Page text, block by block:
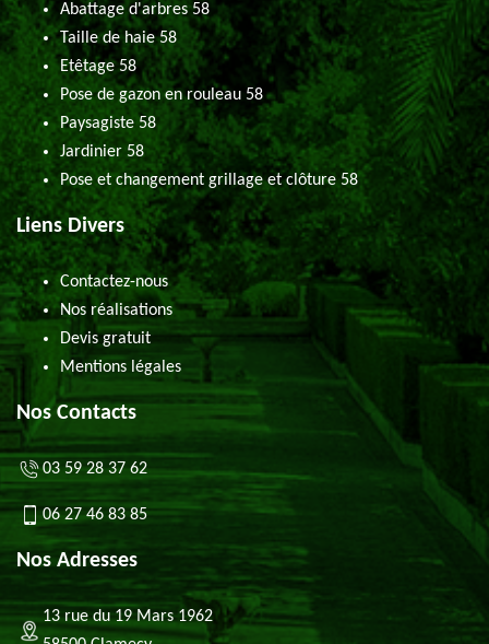
Abattage d'arbres 58
Taille de haie 58
Etêtage 58
Pose de gazon en rouleau 58
Paysagiste 58
Jardinier 58
Pose et changement grillage et clôture 58
Liens Divers
Contactez-nous
Nos réalisations
Devis gratuit
Mentions légales
Nos Contacts
03 59 28 37 62
06 27 46 83 85
Nos Adresses
13 rue du 19 Mars 1962